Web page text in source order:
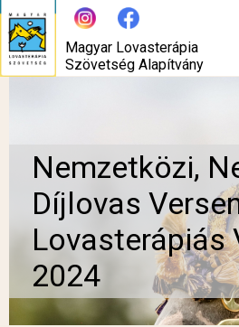
Magyar Lovasterápia
Szövetség Alapítvány
Nemzetközi,
Díjlovas
Lovasterápiás
2024